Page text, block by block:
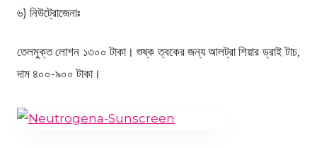
৬) নিউট্রোজেনাঃ
তেলমুক্ত লোশন ১৩০০ টাকা। শুষ্ক ত্বকের জন্য আলট্রা শিয়ার ড্রাই টাচ,
দাম ৪০০-৯০০ টাকা।